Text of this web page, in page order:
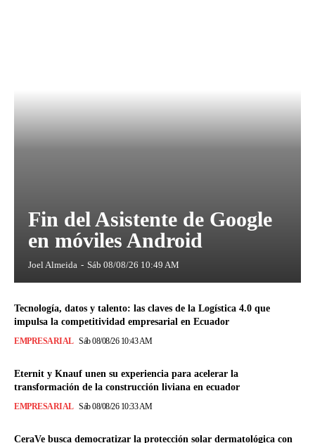
Fin del Asistente de Google
en móviles Android
Joel Almeida - Sáb 08/08/26 10:49 AM
Tecnología, datos y talento: las claves de la Logística 4.0 que
impulsa la competitividad empresarial en Ecuador
EMPRESARIAL Sáb 08/08/26 10:43 AM
Eternit y Knauf unen su experiencia para acelerar la
transformación de la construcción liviana en ecuador
EMPRESARIAL Sáb 08/08/26 10:33 AM
CeraVe busca democratizar la protección solar dermatológica con